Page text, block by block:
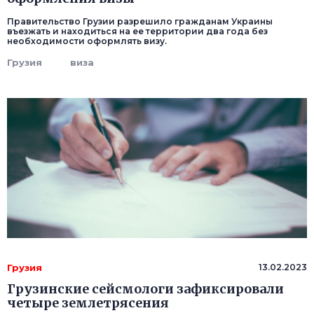
Правительство Грузии разрешило гражданам Украины
въезжать и находиться на ее территории два года без
необходимости оформлять визу.
Грузия виза
Грузия 13.02.2023
Грузинские сейсмологи зафиксировали
четыре землетрясения